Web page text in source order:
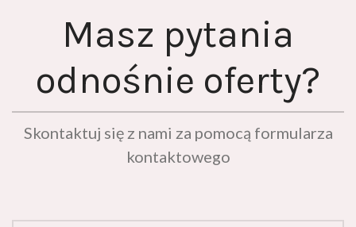
Masz pytania
odnośnie oferty?
Skontaktuj się z nami za pomocą formularza
kontaktowego